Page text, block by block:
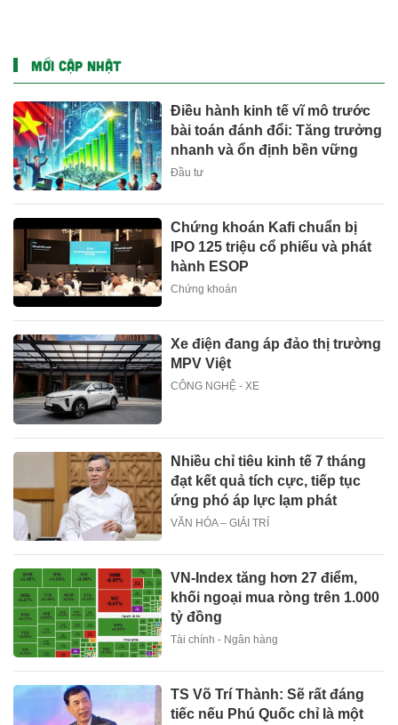
MỚI CẬP NHẬT
Điều hành kinh tế vĩ mô trước
bài toán đánh đổi: Tăng trưởng
nhanh và ổn định bền vững
Đầu tư
Chứng khoán Kafi chuẩn bị
IPO 125 triệu cổ phiếu và phát
hành ESOP
Chứng khoán
Xe điện đang áp đảo thị trường
MPV Việt
CÔNG NGHỆ - XE
Nhiều chỉ tiêu kinh tế 7 tháng
đạt kết quả tích cực, tiếp tục
ứng phó áp lực lạm phát
VĂN HÓA – GIẢI TRÍ
VN-Index tăng hơn 27 điểm,
khối ngoại mua ròng trên 1.000
tỷ đồng
Tài chính - Ngân hàng
TS Võ Trí Thành: Sẽ rất đáng
tiếc nếu Phú Quốc chỉ là một